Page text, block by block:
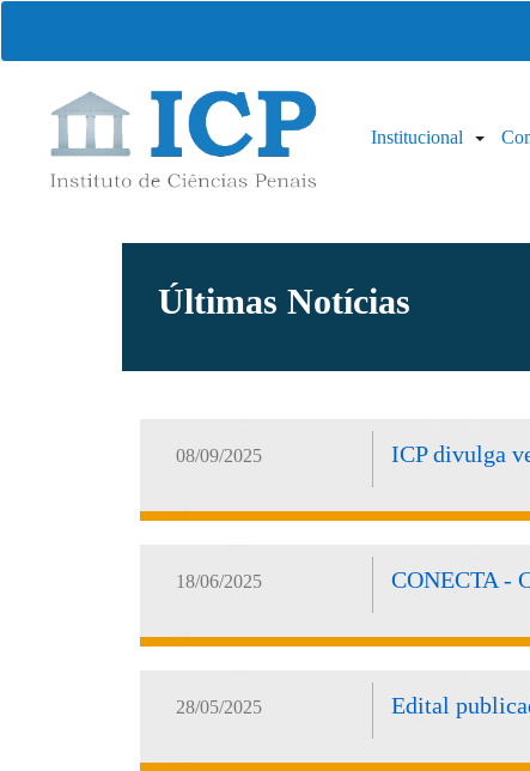
Institucional
Últimas Notícias
08/09/2025 ICP divulga
18/06/2025 CONECTA -
28/05/2025 Edital